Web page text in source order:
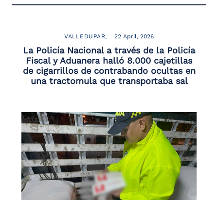
VALLEDUPAR 22 April, 2026
La Policía Nacional a través de la Policía
Fiscal y Aduanera halló 8.000 cajetillas
de cigarrillos de contrabando ocultas en
una tractomula que transportaba sal